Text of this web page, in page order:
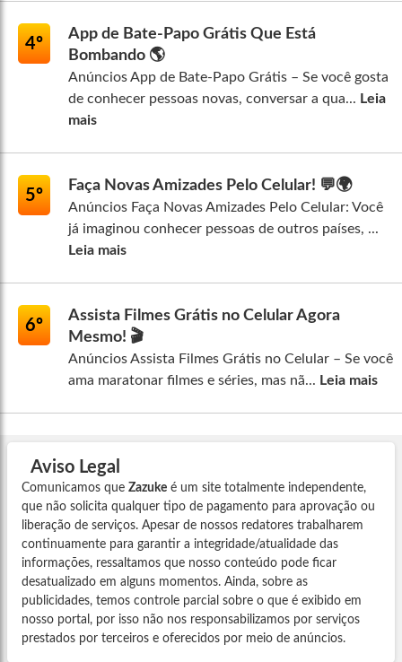
4º
App de Bate-Papo Grátis Que Está
Bombando 🌎
Anúncios App de Bate-Papo Grátis – Se você gosta
de conhecer pessoas novas, conversar a qua... Leia
mais
5º
Faça Novas Amizades Pelo Celular! 💬🌍
Anúncios Faça Novas Amizades Pelo Celular: Você
já imaginou conhecer pessoas de outros países, ...
Leia mais
6º
Assista Filmes Grátis no Celular Agora
Mesmo! 🎬
Anúncios Assista Filmes Grátis no Celular – Se você
ama maratonar filmes e séries, mas nã... Leia mais
Aviso Legal
Comunicamos que Zazuke é um site totalmente independente,
que não solicita qualquer tipo de pagamento para aprovação ou
liberação de serviços. Apesar de nossos redatores trabalharem
continuamente para garantir a integridade/atualidade das
informações, ressaltamos que nosso conteúdo pode ficar
desatualizado em alguns momentos. Ainda, sobre as
publicidades, temos controle parcial sobre o que é exibido em
nosso portal, por isso não nos responsabilizamos por serviços
prestados por terceiros e oferecidos por meio de anúncios.